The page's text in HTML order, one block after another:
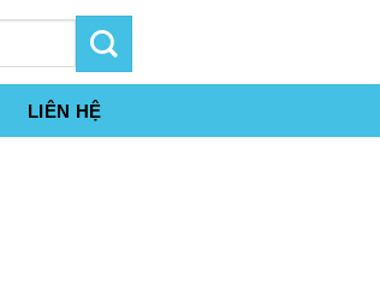
LIÊN HỆ